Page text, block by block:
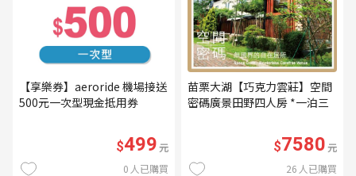
【享樂券】aeroride 機場接送
500元一次型現金抵用券
$499元
0 人已購買
苗栗大湖【巧克力雲莊】空間
密碼廣景田野四人房 *一泊三
$7580元
26 人已購買